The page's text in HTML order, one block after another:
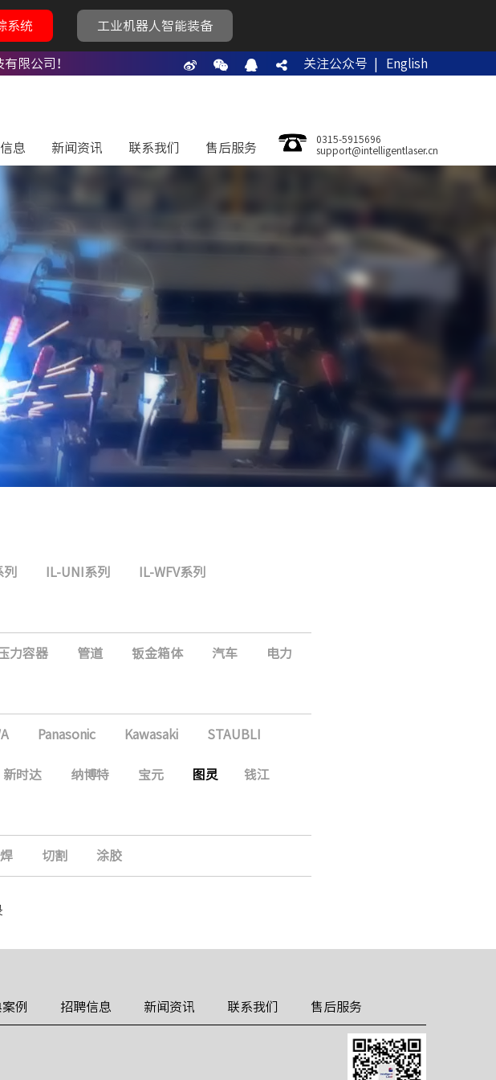
系统 工业机器人智能装备
限公司！ 关注公众号 | English
息 新闻资讯 联系我们 售后服务
0315-5915696
support@intelligentlaser.cn
列 IL-UNI系列 IL-WFV系列
力容器 管道 钣金箱体 汽车 电力
Panasonic Kawasaki STAUBLI
新时达 纳博特 宝元 图灵 钱江
切割 涂胶
例 招聘信息 新闻资讯 联系我们 售后服务